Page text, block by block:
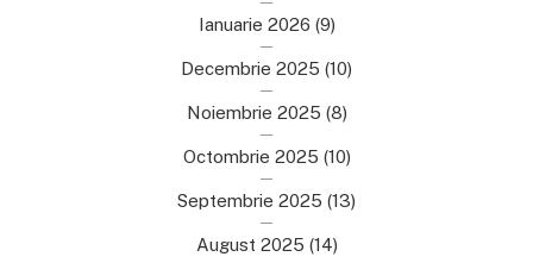
Ianuarie 2026 (9)
Decembrie 2025 (10)
Noiembrie 2025 (8)
Octombrie 2025 (10)
Septembrie 2025 (13)
August 2025 (14)